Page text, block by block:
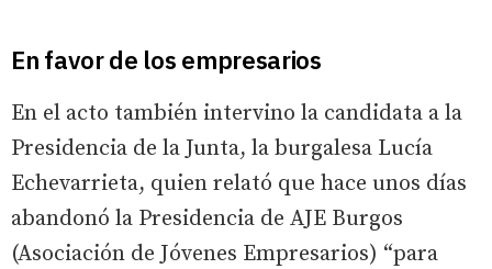
En favor de los empresarios
En el acto también intervino la candidata a la
Presidencia de la Junta, la burgalesa Lucía
Echevarrieta, quien relató que hace unos días
abandonó la Presidencia de AJE Burgos
(Asociación de Jóvenes Empresarios) “para